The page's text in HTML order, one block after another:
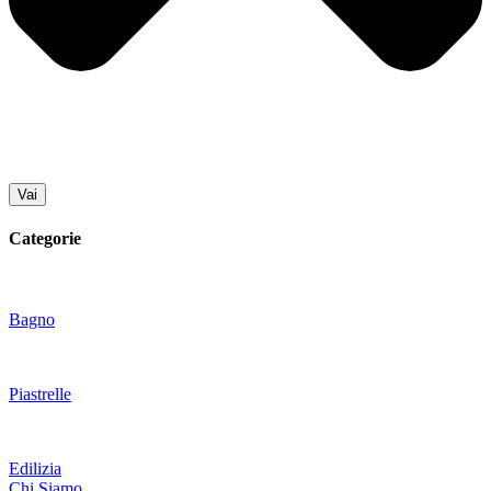
Vai
Categorie
Bagno
Piastrelle
Edilizia